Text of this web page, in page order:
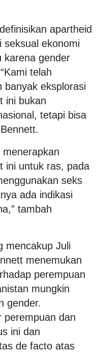
apartheid
seksual ekonomi
karena gender
telah
banyak eksplorasi
ini bukan
tetapi bisa
menerapkan
ini untuk ras, pada
seks
ada indikasi
tambah
mencakup Juli
menemukan
perempuan
mungkin
gender.
perempuan dan
ini dan
de facto atas